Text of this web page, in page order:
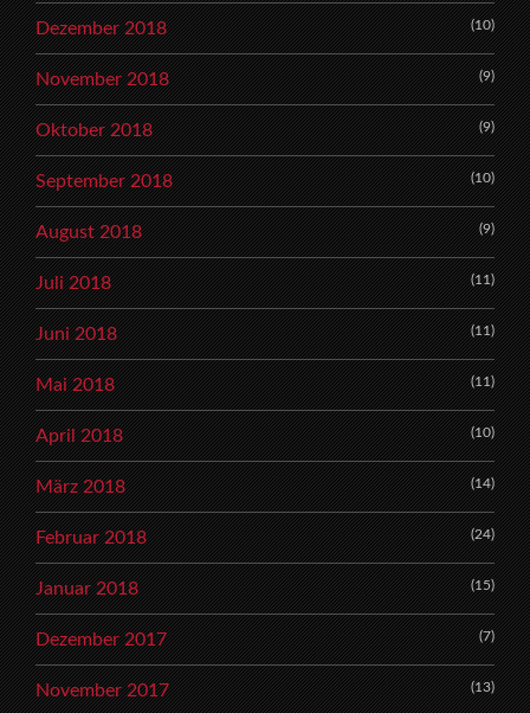
Dezember 2018 (10)
November 2018 (9)
Oktober 2018 (9)
September 2018 (10)
August 2018 (9)
Juli 2018 (11)
Juni 2018 (11)
Mai 2018 (11)
April 2018 (10)
März 2018 (14)
Februar 2018 (24)
Januar 2018 (15)
Dezember 2017 (7)
November 2017 (13)